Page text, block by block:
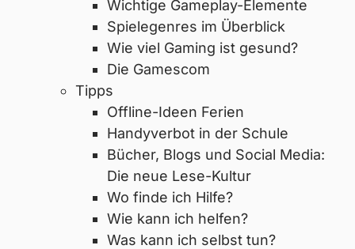
Wichtige Gameplay-Elemente
Spielegenres im Überblick
Wie viel Gaming ist gesund?
Die Gamescom
Tipps
Offline-Ideen Ferien
Handyverbot in der Schule
Bücher, Blogs und Social Media:
Die neue Lese-Kultur
Wo finde ich Hilfe?
Wie kann ich helfen?
Was kann ich selbst tun?